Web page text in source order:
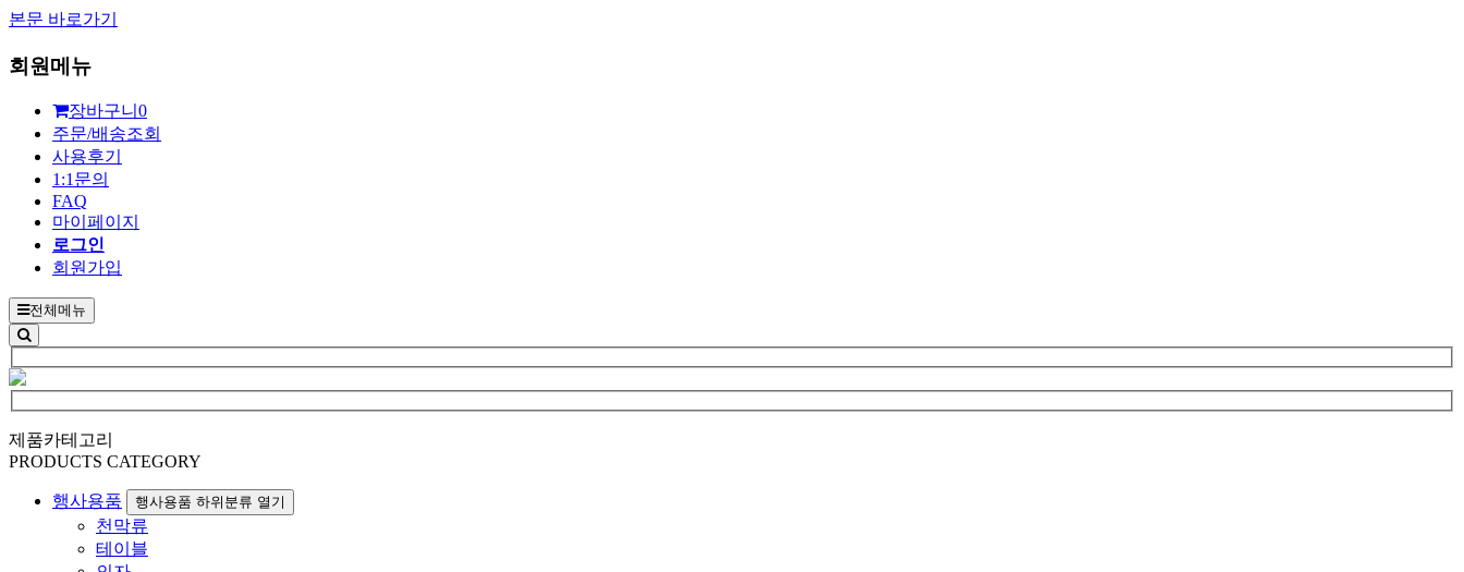
본문 바로가기
회원메뉴
장바구니 0
주문/배송조회
사용후기
1:1문의
FAQ
마이페이지
로그인
회원가입
전체메뉴
제품카테고리
PRODUCTS CATEGORY
행사용품 행사용품 하위분류 열기
천막류
테이블